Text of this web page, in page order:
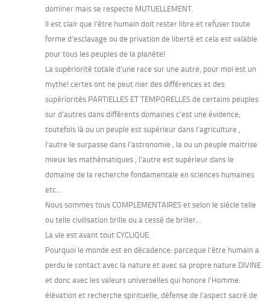
dominer mais se respecte MUTUELLEMENT.
Il est clair que l’être humain doit rester libre et refuser toute
forme d’esclavage ou de privation de liberté et cela est valable
pour tous les peuples de la planète!
La supériorité totale d’une race sur une autre, pour moi est un
mythe! certes ont ne peut nier des différences et des
supériorités PARTIELLES ET TEMPORELLES de certains peuples
sur d’autres dans différents domaines c’est une évidence;
toutefois là ou un peuple est supérieur dans l’agriculture ,
l’autre le surpasse dans l’astronomie , la ou un peuple maitrise
mieux les mathématiques , l’autre est supérieur dans le
domaine de la recherche fondamentale en sciences humaines
etc…
Nous sommes tous COMPLEMENTAIRES et selon le siécle telle
ou telle civilisation brille ou a cessé de briller…
La vie est avant tout CYCLIQUE.
Pourquoi le monde est en décadence: parceque l’être humain a
perdu le contact avec la nature et avec sa propre nature DIVINE
et donc avec les valeurs universelles qui honore l’Homme:
élévation et recherche spirituelle, défense de l’aspect sacré de